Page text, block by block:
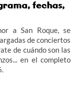
fechas,
a San Roque, se
de conciertos
de cuándo son las
en el completo